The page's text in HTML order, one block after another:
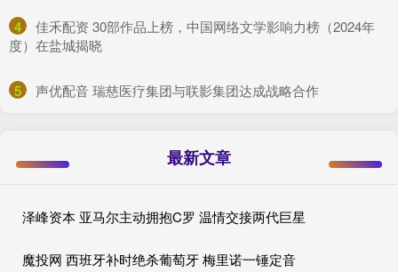
4
​佳禾配资 30部作品上榜，中国网络文学影响力榜（2024年
度）在盐城揭晓
5 ​声优配音 瑞慈医疗集团与联影集团达成战略合作
最新文章
泽峰资本 亚马尔主动拥抱C罗 温情交接两代巨星
魔投网 西班牙补时绝杀葡萄牙 梅里诺一锤定音